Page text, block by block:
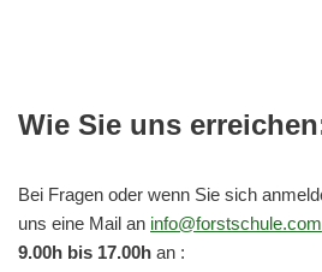
Wie Sie uns
Bei Fragen oder wenn Sie sich
uns eine Mail an info@forstschule.com
9.00h bis 17.00h an :